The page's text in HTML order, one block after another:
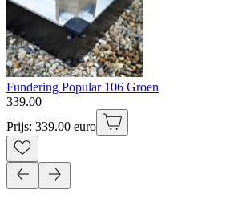
Fundering Popular 106 Groen
339.00
Prijs: 339.00 euro